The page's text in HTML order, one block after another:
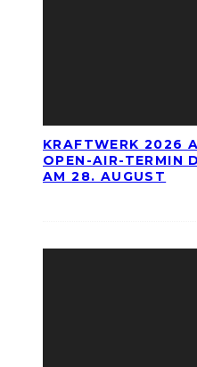
KRAFTWERK 2026
OPEN-AIR-TERMIN
AM 28. AUGUST